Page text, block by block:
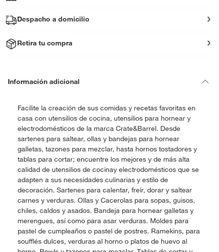
Despacho a domicilio
Retira tu compra
Información adicional
Facilite la creación de sus comidas y recetas favoritas en
casa con utensilios de cocina, utensilios para hornear y
electrodomésticos de la marca Crate&Barrel. Desde
sartenes para saltear, ollas y bandejas para hornear
galletas, tazones para mezclar, hasta hornos tostadores y
tablas para cortar; encuentre los mejores y de más alta
calidad de utensilios de cocinay electrodomésticos que se
adapten a sus necesidades culinarias y estilo de
decoración. Sartenes para calentar, freír, dorar y saltear
carnes y verduras. Ollas y Cacerolas para sopas, guisos,
chiles, caldos y asados. Bandeja para hornear galletas y
merengues, así como para asar verduras. Moldes para
pastel de cumpleaños o pastel de postres. Ramekins, para
soufflés dulces, verduras al horno o platos de huevo al